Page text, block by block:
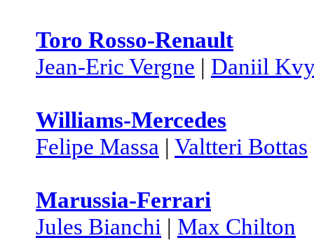
Toro Rosso-Renault
Jean-Eric Vergne | Daniil
Williams-Mercedes
Felipe Massa | Valtteri Bottas
Marussia-Ferrari
Jules Bianchi | Max Chilton